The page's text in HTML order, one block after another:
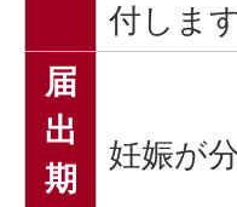
付します
届
出
期
妊娠が